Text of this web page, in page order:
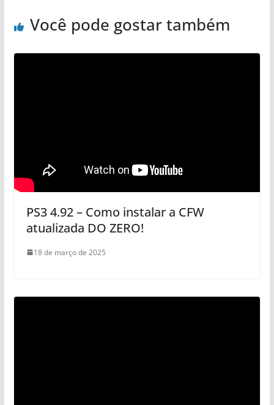
Você pode gostar também
PS3 4.92 – Como instalar a CFW
atualizada DO ZERO!
18 de março de 2025